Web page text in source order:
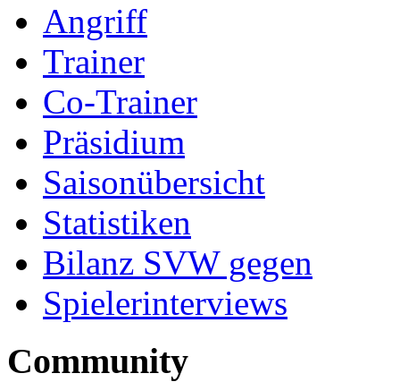
Angriff
Trainer
Co-Trainer
Präsidium
Saisonübersicht
Statistiken
Bilanz SVW gegen
Spielerinterviews
Community